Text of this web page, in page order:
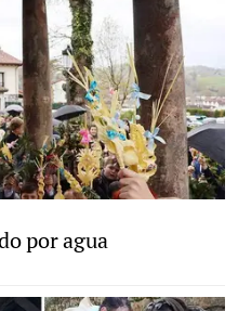
por agua